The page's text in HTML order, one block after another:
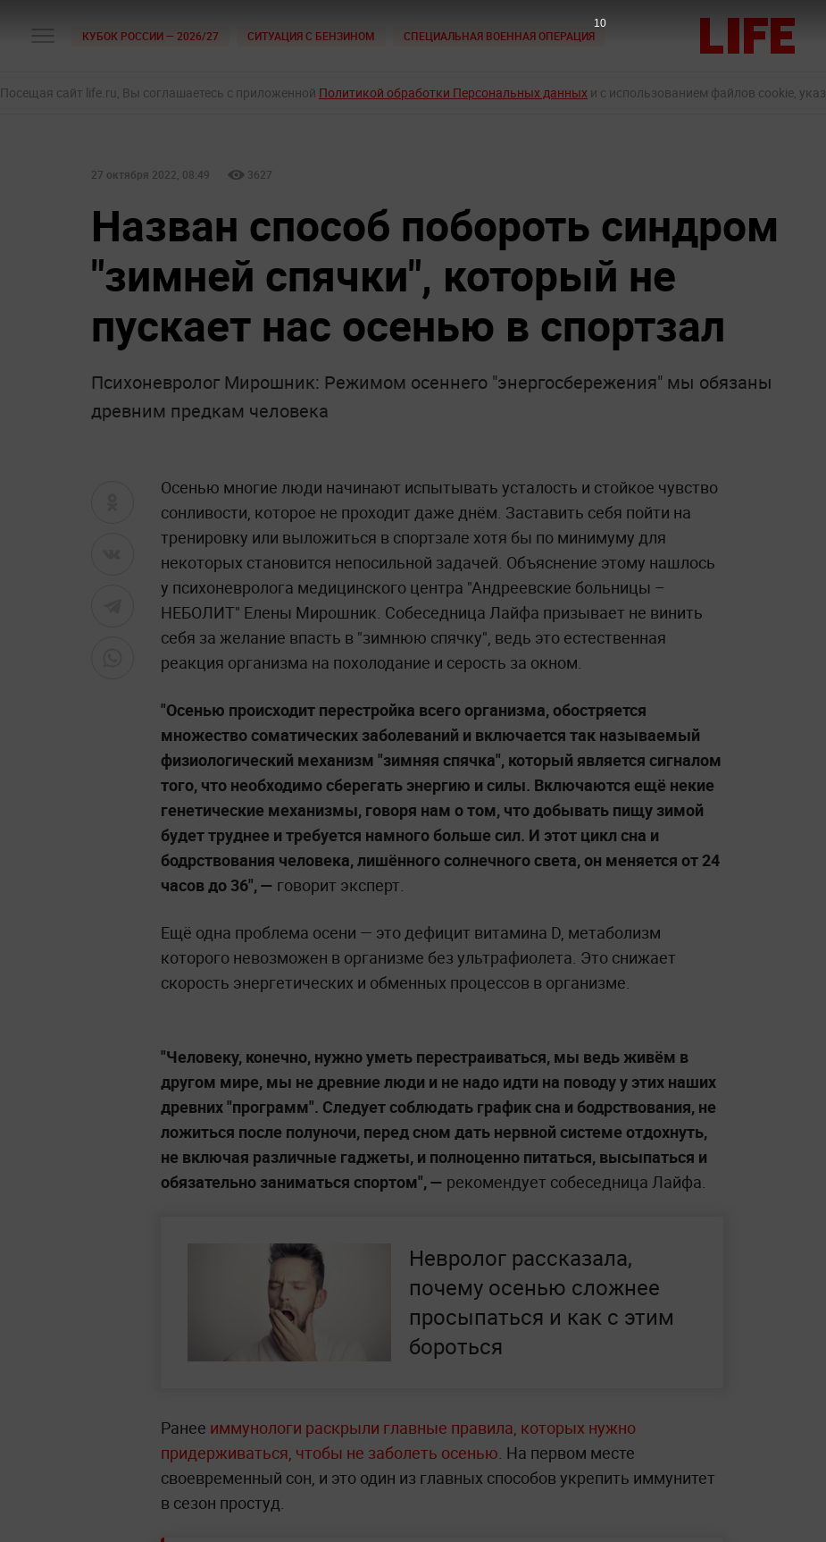
КУБОК РОССИИ — 2026/27 СИТУАЦИЯ С БЕНЗИНОМ СПЕЦИАЛЬНАЯ ВОЕННАЯ ОПЕРАЦИЯ
Посещая сайт life.ru, Вы соглашаетесь с приложенной Политикой обработки Персональных данных и с использованием файлов cookie,
27 октября 2022, 08:49 3627
Назван способ побороть синдром
"зимней спячки", который не
пускает нас осенью в спортзал
Психоневролог Мирошник: Режимом осеннего "энергосбережения" мы обязаны
древним предкам человека
Осенью многие люди начинают испытывать усталость и стойкое чувство
сонливости, которое не проходит даже днём. Заставить себя пойти на
тренировку или выложиться в спортзале хотя бы по минимуму для
некоторых становится непосильной задачей. Объяснение этому нашлось
у психоневролога медицинского центра "Андреевские больницы –
НЕБОЛИТ" Елены Мирошник. Собеседница Лайфа призывает не винить
себя за желание впасть в "зимнюю спячку", ведь это естественная
реакция организма на похолодание и серость за окном.
"Осенью происходит перестройка всего организма, обостряется
множество соматических заболеваний и включается так называемый
физиологический механизм "зимняя спячка", который является сигналом
того, что необходимо сберегать энергию и силы. Включаются ещё некие
генетические механизмы, говоря нам о том, что добывать пищу зимой
будет труднее и требуется намного больше сил. И этот цикл сна и
бодрствования человека, лишённого солнечного света, он меняется от 24
часов до 36",— говорит эксперт.
Ещё одна проблема осени — это дефицит витамина D, метаболизм
которого невозможен в организме без ультрафиолета. Это снижает
скорость энергетических и обменных процессов в организме.
"Человеку, конечно, нужно уметь перестраиваться, мы ведь живём в
другом мире, мы не древние люди и не надо идти на поводу у этих наших
древних "программ". Следует соблюдать график сна и бодрствования, не
ложиться после полуночи, перед сном дать нервной системе отдохнуть,
не включая различные гаджеты, и полноценно питаться, высыпаться и
обязательно заниматься спортом", — рекомендует собеседница Лайфа.
Невролог рассказала,
почему осенью сложнее
просыпаться и как с этим
бороться
Ранее иммунологи раскрыли главные правила, которых нужно
придерживаться, чтобы не заболеть осенью. На первом месте
своевременный сон, и это один из главных способов укрепить иммунитет
в сезон простуд.
9